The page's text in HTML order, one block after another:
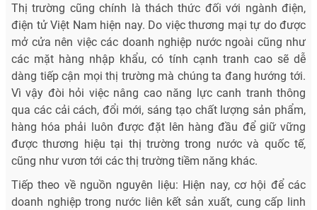
Thị trường cũng chính là thách thức đối với ngành điện,
điện tử Việt Nam hiện nay. Do việc thương mại tự do được
mở cửa nên việc các doanh nghiệp nước ngoài cũng như
các mặt hàng nhập khẩu, có tính cạnh tranh cao sẽ dễ
dàng tiếp cận mọi thị trường mà chúng ta đang hướng tới.
Vì vậy đòi hỏi việc nâng cao năng lực canh tranh thông
qua các cải cách, đổi mới, sáng tạo chất lượng sản phẩm,
hàng hóa phải luôn được đặt lên hàng đầu để giữ vững
được thương hiệu tại thị trường trong nước và quốc tế,
cũng như vươn tới các thị trường tiềm năng khác.
Tiếp theo về nguồn nguyên liệu: Hiện nay, cơ hội để các
doanh nghiệp trong nước liên kết sản xuất, cung cấp linh